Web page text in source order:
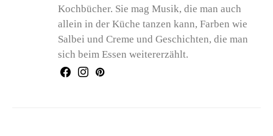
Kochbücher. Sie mag Musik, die man auch
allein in der Küche tanzen kann, Farben wie
Salbei und Creme und Geschichten, die man
sich beim Essen weitererzählt.